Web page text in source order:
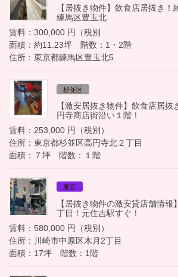
【居抜き物件】飲食店居抜き
練馬区豊玉北
賃料：300,000 円（税別
面積：約11.23坪 階数：1・2階
住所：東京都練馬区豊玉北5
杉並区
【激安居抜き物件】飲食店居
円寺商店街沿い１階！
賃料：253,000 円（税別）
住所：東京都杉並区高円寺北２丁目
面積：７坪 階数：１階
東京
【居抜き物件の激安貸店舗情
丁目！元住吉駅すぐ！
賃料：580,000 円（税別）
住所：川崎市中原区木月2丁目
面積：17坪 階数：1階